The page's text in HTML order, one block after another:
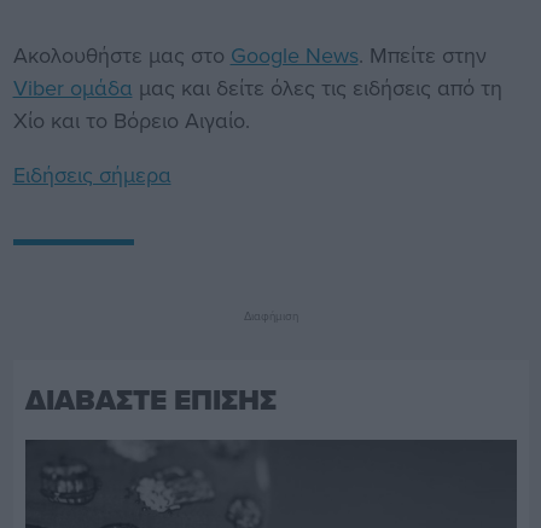
Ακολουθήστε μας στο Google News. Μπείτε στην
Viber ομάδα μας και δείτε όλες τις ειδήσεις από τη
Χίο και το Βόρειο Αιγαίο.
Ειδήσεις σήμερα
Διαφήμιση
ΔΙΑΒΑΣΤΕ ΕΠΙΣΗΣ